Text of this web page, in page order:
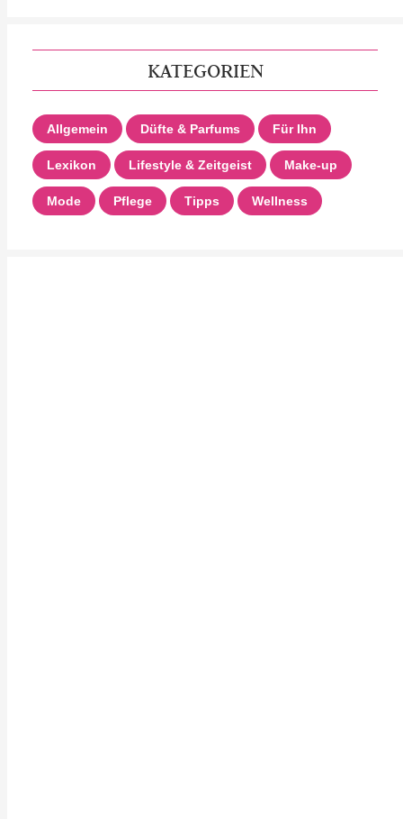
KATEGORIEN
Allgemein Düfte & Parfums Für Ihn
Lexikon Lifestyle & Zeitgeist Make-up
Mode Pflege Tipps Wellness